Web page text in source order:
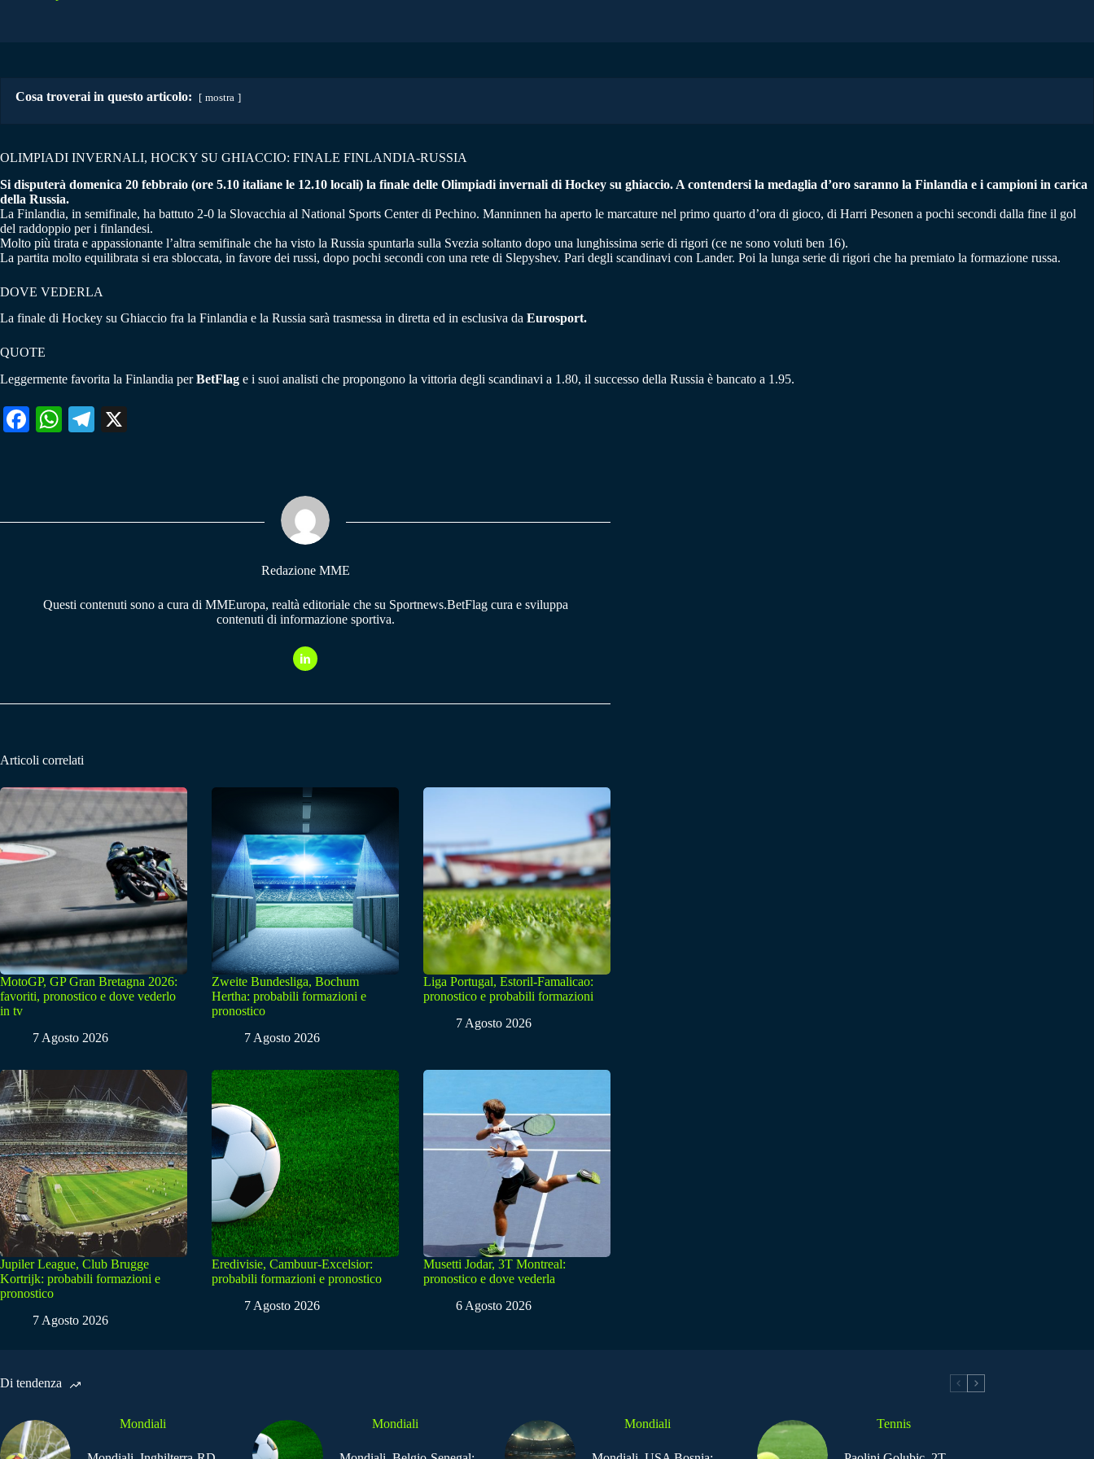
Cosa troverai in questo articolo: mostra
OLIMPIADI INVERNALI, HOCKY SU GHIACCIO: FINALE FINLANDIA-RUSSIA
Si disputerà domenica 20 febbraio (ore 5.10 italiane le 12.10 locali) la finale delle Olimpiadi invernali di Hockey su ghiaccio. A contendersi la medaglia d’oro saranno la Finlandia e i campioni in carica
della Russia.
La Finlandia, in semifinale, ha battuto 2-0 la Slovacchia al National Sports Center di Pechino. Manninnen ha aperto le marcature nel primo quarto d’ora di gioco, di Harri Pesonen a pochi secondi dalla fine il gol
del raddoppio per i finlandesi.
Molto più tirata e appassionante l’altra semifinale che ha visto la Russia spuntarla sulla Svezia soltanto dopo una lunghissima serie di rigori (ce ne sono voluti ben 16).
La partita molto equilibrata si era sbloccata, in favore dei russi, dopo pochi secondi con una rete di Slepyshev. Pari degli scandinavi con Lander. Poi la lunga serie di rigori che ha premiato la formazione russa.
DOVE VEDERLA
La finale di Hockey su Ghiaccio fra la Finlandia e la Russia sarà trasmessa in diretta ed in esclusiva da Eurosport.
QUOTE
Leggermente favorita la Finlandia perBetFlag e i suoi analisti che propongono la vittoria degli scandinavi a 1.80, il successo della Russia è bancato a 1.95.
Fa W
pp
Te
m
Redazione MME
Questi contenuti sono a cura di MMEuropa, realtà editoriale che su Sportnews.BetFlag cura e sviluppa
contenuti di informazione sportiva.
Articoli correlati
MotoGP, GP Gran Bretagna 2026:
favoriti, pronostico e dove vederlo
in tv
7 Agosto 2026
Zweite Bundesliga, Bochum
Hertha: probabili formazioni e
pronostico
7 Agosto 2026
Liga Portugal, Estoril-Famalicao:
pronostico e probabili formazioni
7 Agosto 2026
Jupiler League, Club Brugge
Kortrijk: probabili formazioni e
pronostico
7 Agosto 2026
Eredivisie, Cambuur-Excelsior:
probabili formazioni e pronostico
7 Agosto 2026
Musetti Jodar, 3T Montreal:
pronostico e dove vederla
6 Agosto 2026
Di tendenza
Mondiali Mondiali Mondiali Tennis